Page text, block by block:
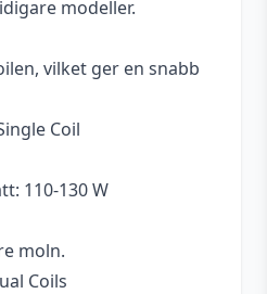
modeller.
vilket ger en snabb
Coil
110-130 W
moln.
Coils